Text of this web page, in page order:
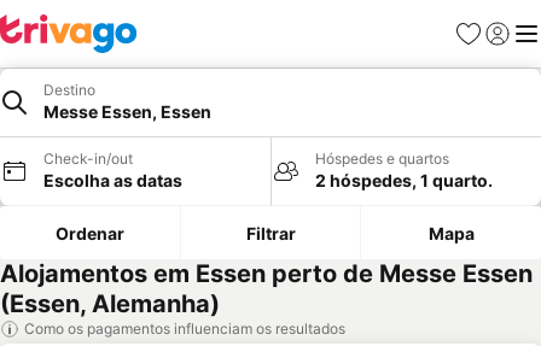
Favoritos
Iniciar
Destino
Messe Essen, Essen
Check-in/out
Escolha as datas
Hóspedes e quartos
2 hóspedes, 1 quarto.
Ordenar Filtrar Mapa
Alojamentos em Essen perto de Messe Essen
(Essen, Alemanha)
Como os pagamentos influenciam os resultados